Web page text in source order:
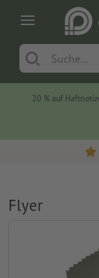
20 % auf
Flyer